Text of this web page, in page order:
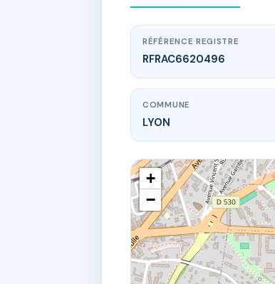
RÉFÉRENCE REGISTRE
RFRAC6620496
COMMUNE
LYON
+
−